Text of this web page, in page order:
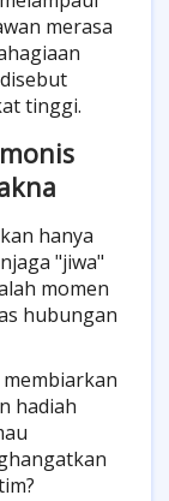
merasa
tinggi.
hanya
"jiwa"
momen
hubungan
hadiah